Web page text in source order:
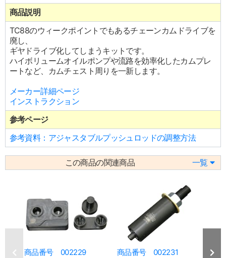
商品説明
TC88のウィークポイントでもあるチェーンカムドライブを
廃し、
ギヤドライブ化してしまうキットです。
ハイボリュームオイルポンプや流路を効率化したカムプレ
ートなど、カムチェスト周りを一新します。
メーカー詳細ページ
インストラクション
参考ページ
参考資料：アジャスタブルプッシュロッドの調整方法
この商品の関連商品 一覧
商品番号 002229 商品番号 002231 商